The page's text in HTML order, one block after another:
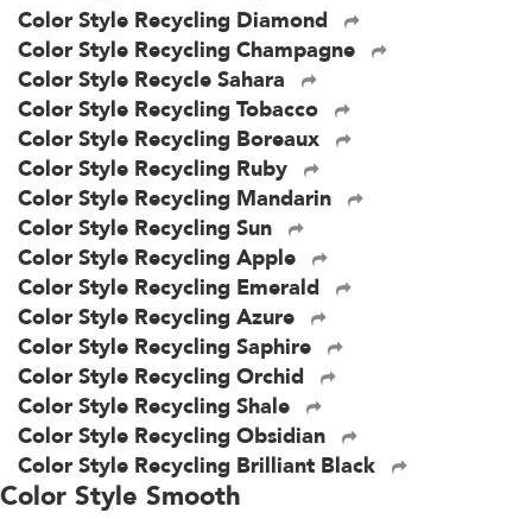
Color Style Recycling Diamond
Color Style Recycling Champagne
Color Style Recycle Sahara
Color Style Recycling Tobacco
Color Style Recycling Boreaux
Color Style Recycling Ruby
Color Style Recycling Mandarin
Color Style Recycling Sun
Color Style Recycling Apple
Color Style Recycling Emerald
Color Style Recycling Azure
Color Style Recycling Saphire
Color Style Recycling Orchid
Color Style Recycling Shale
Color Style Recycling Obsidian
Color Style Recycling Brilliant Black
Color Style Smooth